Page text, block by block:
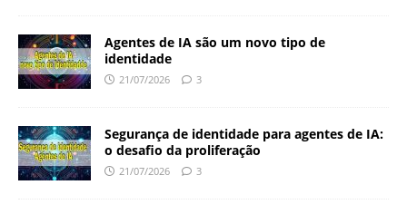
Agentes de IA são um novo tipo de
identidade
21/07/2026 3
Segurança de identidade para agentes de IA:
o desafio da proliferação
21/07/2026 3